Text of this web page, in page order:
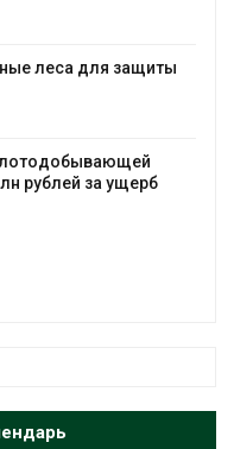
леса для защиты
рублей за ущерб